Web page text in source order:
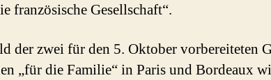
französische Gesellschaft“.
der zwei für den 5. Oktober vorbereiteten
„für die Familie“ in Paris und Bordeaux